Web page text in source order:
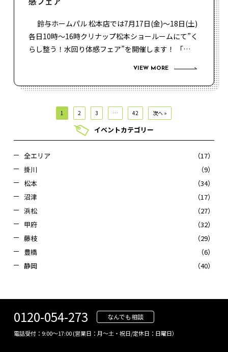
鈴与ホームパル 松本店では7月17日(金)～18日(土)
各日10時～16時クリナップ松本ショールームにて”く
らし整う！水回り体感フェア”を開催します！ 「…
VIEW MORE
1 2 3 … 42 次へ »
イベントカテゴリー
全エリア
（17）
掛川
（9）
松本
（34）
沼津
（17）
浜松
（27）
甲府
（32）
藤枝
（29）
豊橋
（6）
静岡
（40）
0120-054-273 なんでも相談
電話受付：9:00～17:00 (営業日：月～土・祝日/定休日：日曜日）